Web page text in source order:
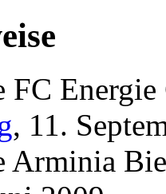
FC
, 11.
Arminia